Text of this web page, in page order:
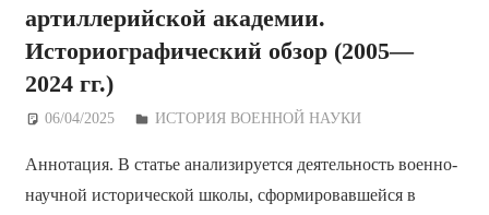
артиллерийской академии.
Историографический обзор (2005—
2024 гг.)
06/04/2025 Дежурный по Редакции
ИСТОРИЯ ВОЕННОЙ НАУКИ
Аннотация. В статье анализируется деятельность военно-
научной исторической школы, сформировавшейся в